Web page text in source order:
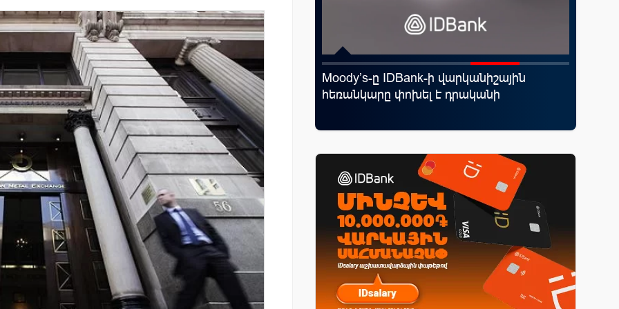
արշավով
Ֆասթ Բանկը Սևան Ստարտափ
Սամմիթին ներկայացրել է իր
պրոդուկտներն ու քարտային
առաջարկները
Moody’s-ը IDBank-ի վարկանիշային
հեռանկարը փոխել է դրականի